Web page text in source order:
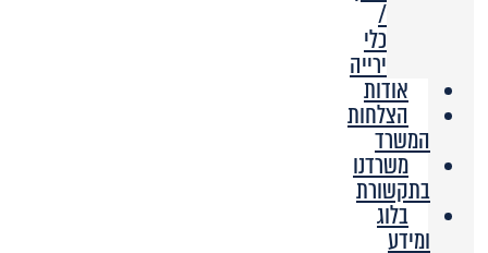
/
כלי
ירייה
אודות
הצלחות
המשרד
משרדנו
בתקשורת
בלוג
ומידע